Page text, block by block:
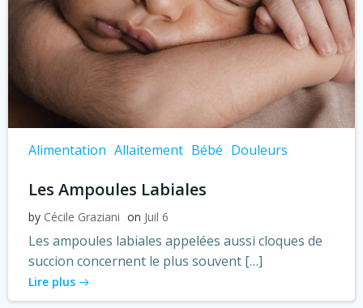
Alimentation Allaitement Bébé Douleurs
Les Ampoules Labiales
by Cécile Graziani on Juil 6
Les ampoules labiales appelées aussi cloques de
succion concernent le plus souvent […]
Lire plus